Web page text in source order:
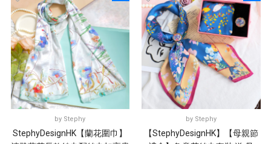
by Stephy
StephyDesignHK【蘭花圍巾】
by Stephy
【StephyDesignHK】【母親節